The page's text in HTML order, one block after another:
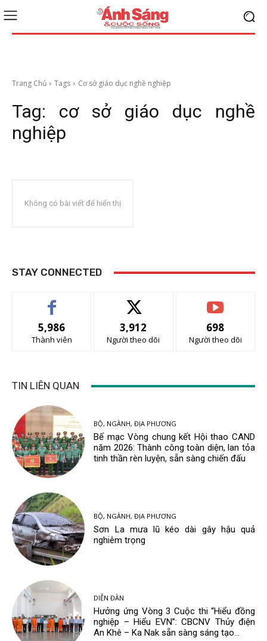
Trang Chủ Tags Cơ sở giáo dục nghề nghiệp
Tag: cơ sở giáo dục nghề
nghiệp
Không có bài viết để hiển thị
STAY CONNECTED
5,986
Thành viên
3,912
Người theo dõi
698
Người theo dõi
TIN LIÊN QUAN
BỘ, NGÀNH, ĐỊA PHƯƠNG
Bế mạc Vòng chung kết Hội thao CAND
năm 2026: Thành công toàn diện, lan tỏa
tinh thần rèn luyện, sẵn sàng chiến đấu
BỘ, NGÀNH, ĐỊA PHƯƠNG
Sơn La mưa lũ kéo dài gây hậu quả
nghiêm trọng
DIỄN ĐÀN
Hưởng ứng Vòng 3 Cuộc thi “Hiểu đồng
nghiệp – Hiểu EVN”: CBCNV Thủy điện
An Khê – Ka Nak sẵn sàng sáng tạo...